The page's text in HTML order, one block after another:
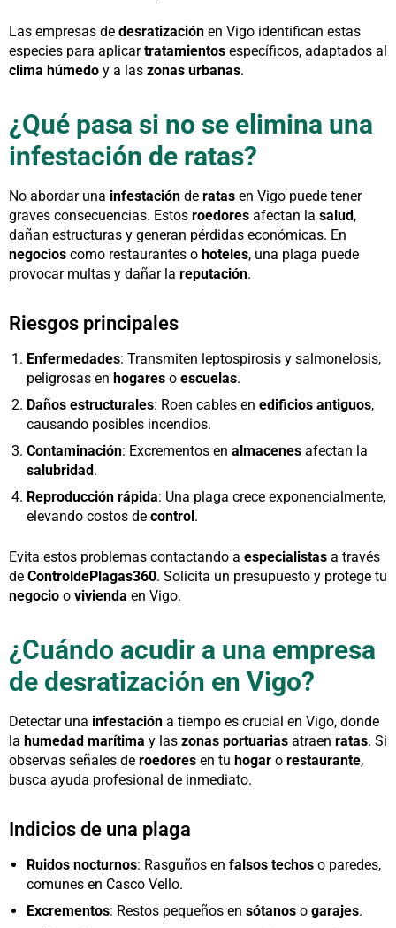
Las empresas de desratización en Vigo identifican estas
especies para aplicartratamientos específicos, adaptados al
clima húmedo y a las zonas urbanas.
¿Qué pasa si no se elimina una
infestación de ratas?
No abordar una infestación de ratas en Vigo puede tener
graves consecuencias. Estos roedores afectan la salud,
dañan estructuras y generan pérdidas económicas. En
negocios como restaurantes o hoteles, una plaga puede
provocar multas y dañar la reputación.
Riesgos principales
Enfermedades: Transmiten leptospirosis y salmonelosis,
peligrosas en hogares o escuelas.
Daños estructurales: Roen cables en edificios antiguos,
causando posibles incendios.
Contaminación: Excrementos en almacenes afectan la
salubridad.
Reproducción rápida: Una plaga crece exponencialmente,
elevando costos de control.
Evita estos problemas contactando a especialistas a través
de ControldePlagas360. Solicita un presupuesto y protege tu
negocio o vivienda en Vigo.
¿Cuándo acudir a una empresa
de desratización en Vigo?
Detectar una infestación a tiempo es crucial en Vigo, donde
la humedad marítima y las zonas portuarias atraen ratas. Si
observas señales de roedores en tu hogar o restaurante,
busca ayuda profesional de inmediato.
Indicios de una plaga
Ruidos nocturnos: Rasguños en falsos techos o paredes,
comunes en Casco Vello.
Excrementos: Restos pequeños en sótanos o garajes.